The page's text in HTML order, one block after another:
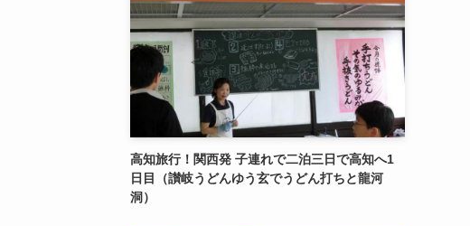
高知旅行！関西発 子連れで二泊三日で高知へ1
日目（讃岐うどんゆう玄でうどん打ちと龍河
洞）